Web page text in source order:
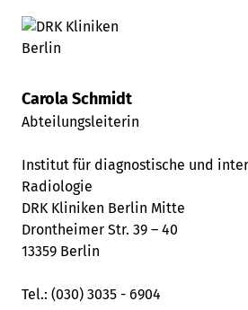
Carola Schmidt
Abteilungsleiterin
Institut für diagnostische und
Radiologie
DRK Kliniken Berlin Mitte
Drontheimer Str. 39 – 40
13359 Berlin
Tel.: (030) 3035 - 6904